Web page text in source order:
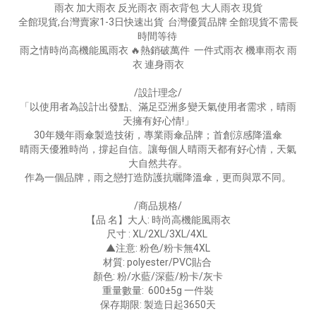
雨衣 加大雨衣 反光雨衣 雨衣背包 大人雨衣 現貨
全館現貨,台灣賣家1-3日快速出貨 台灣優質品牌 全館現貨不需長
時間等待
雨之情時尚高機能風雨衣 🔥熱銷破萬件 一件式雨衣 機車雨衣 雨
衣 連身雨衣
/設計理念/
「以使用者為設計出發點、滿足亞洲多變天氣使用者需求，晴雨
天擁有好心情!」
30年幾年雨傘製造技術，專業雨傘品牌；首創涼感降溫傘
晴雨天優雅時尚，撐起自信。讓每個人晴雨天都有好心情，天氣
大自然共存。
作為一個品牌，雨之戀打造防護抗曬降溫傘，更而與眾不同。
/商品規格/
【品 名】大人: 時尚高機能風雨衣
尺寸 : XL/2XL/3XL/4XL
▲注意: 粉色/粉卡無4XL
材質: polyester/PVC貼合
顏色: 粉/水藍/深藍/粉卡/灰卡
重量數量: 600±5g 一件裝
保存期限: 製造日起3650天